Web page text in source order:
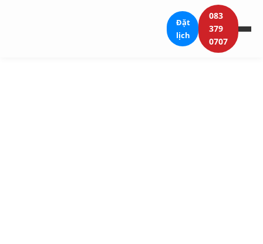
Đặt
lịch
083
379
0707